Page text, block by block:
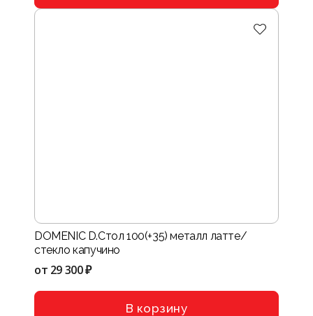
DOMENIC D.Стол 100(+35) металл латте/
стекло капучино
от 29 300 ₽
В корзину